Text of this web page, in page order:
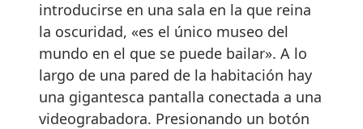
introducirse en una sala en la que reina
la oscuridad, «es el único museo del
mundo en el que se puede bailar». A lo
largo de una pared de la habitación hay
una gigantesca pantalla conectada a una
videograbadora. Presionando un botón